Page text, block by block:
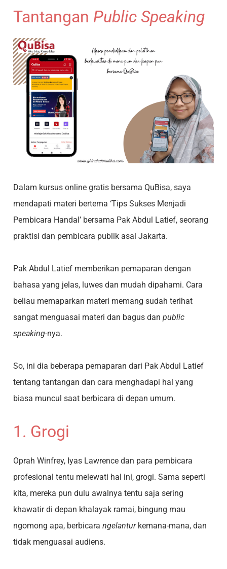
Tantangan Public Speaking
Dalam kursus online gratis bersama QuBisa, saya
mendapati materi bertema ‘Tips Sukses Menjadi
Pembicara Handal’ bersama Pak Abdul Latief, seorang
praktisi dan pembicara publik asal Jakarta.
Pak Abdul Latief memberikan pemaparan dengan
bahasa yang jelas, luwes dan mudah dipahami. Cara
beliau memaparkan materi memang sudah terihat
sangat menguasai materi dan bagus danpublic
speaking-nya.
So, ini dia beberapa pemaparan dari Pak Abdul Latief
tentang tantangan dan cara menghadapi hal yang
biasa muncul saat berbicara di depan umum.
1. Grogi
Oprah Winfrey, Iyas Lawrence dan para pembicara
profesional tentu melewati hal ini, grogi. Sama seperti
kita, mereka pun dulu awalnya tentu saja sering
khawatir di depan khalayak ramai, bingung mau
ngomong apa, berbicarangelanturkemana-mana, dan
tidak menguasai audiens.